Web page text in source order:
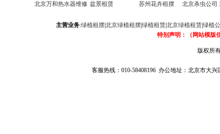
北京万和热水器维修 盆景租赁 苏州花卉租摆 北京杀虫公司
主营业务:绿植租摆|北京绿植租摆|绿植租赁|北京绿植租赁|绿植
特别声明：（网站模版
版权所
客服热线：010-58408196 办公地址：北京市大